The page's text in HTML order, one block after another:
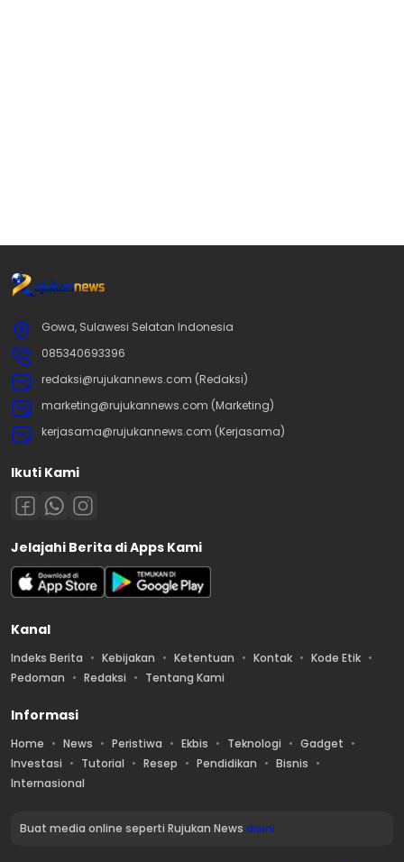
Gowa, Sulawesi Selatan Indonesia
085340693396
redaksi@rujukannews.com (Redaksi)
marketing@rujukannews.com (Marketing)
kerjasama@rujukannews.com (Kerjasama)
Ikuti Kami
Jelajahi Berita di Apps Kami
Kanal
Indeks Berita Kebijakan Ketentuan Kontak
Kode Etik
Pedoman
Redaksi Tentang Kami
Informasi
Home News Peristiwa Ekbis Teknologi
Gadget
Investasi
Tutorial Resep Pendidikan
Bisnis
Internasional
Buat media online seperti Rujukan News disini